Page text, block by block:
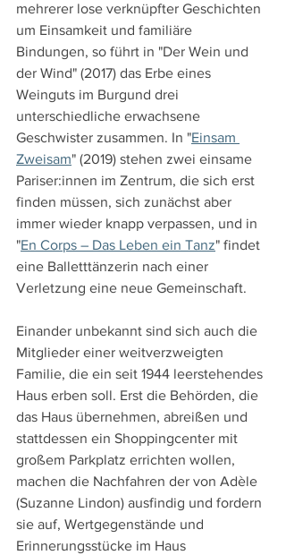
mehrerer lose verknüpfter Geschichten
um Einsamkeit und familiäre
Bindungen, so führt in "Der Wein und
der Wind" (2017) das Erbe eines
Weinguts im Burgund drei
unterschiedliche erwachsene
Geschwister zusammen. In "Einsam
Zweisam" (2019) stehen zwei einsame
Pariser:innen im Zentrum, die sich erst
finden müssen, sich zunächst aber
immer wieder knapp verpassen, und in
"En Corps – Das Leben ein Tanz" findet
eine Balletttänzerin nach einer
Verletzung eine neue Gemeinschaft.
Einander unbekannt sind sich auch die
Mitglieder einer weitverzweigten
Familie, die ein seit 1944 leerstehendes
Haus erben soll. Erst die Behörden, die
das Haus übernehmen, abreißen und
stattdessen ein Shoppingcenter mit
großem Parkplatz errichten wollen,
machen die Nachfahren der von Adèle
(Suzanne Lindon) ausfindig und fordern
sie auf, Wertgegenstände und
Erinnerungsstücke im Haus